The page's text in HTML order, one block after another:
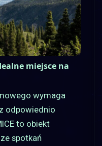
miejsce na
wymaga
odpowiednio
to obiekt
spotkań